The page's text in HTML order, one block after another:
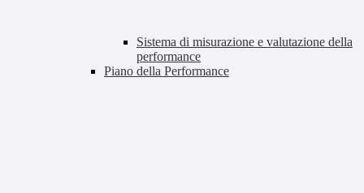
Sistema di misurazione e valutazione della
performance
Piano della Performance